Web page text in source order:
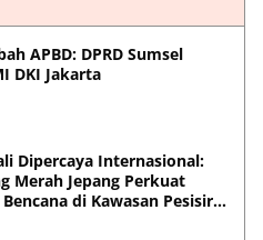
APBD: DPRD Sumsel
DKI Jakarta
Dipercaya Internasional:
Merah Jepang Perkuat
di Kawasan Pesisir